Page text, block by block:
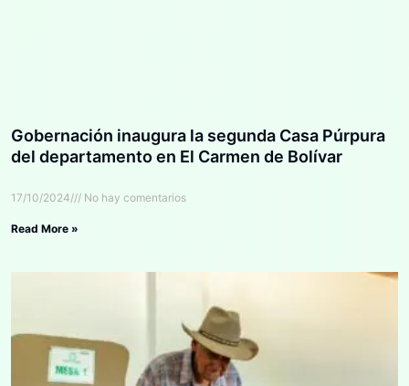
Gobernación inaugura la segunda Casa Púrpura
del departamento en El Carmen de Bolívar
17/10/2024 No hay comentarios
Read More »